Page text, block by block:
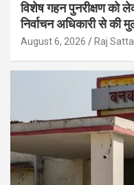
विशेष गहन पुनरीक्षण को
निर्वाचन अधिकारी से की
August 6, 2026 Raj